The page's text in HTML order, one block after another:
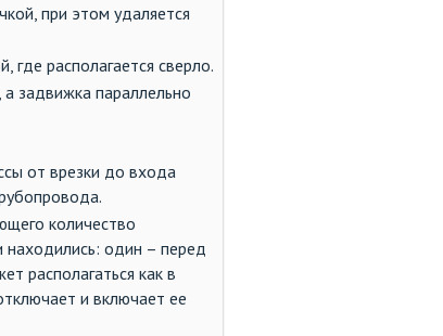
при этом удаляется
где располагается сверло.
а задвижка параллельно
от врезки до входа
количество
один – перед
располагаться как в
и включает ее